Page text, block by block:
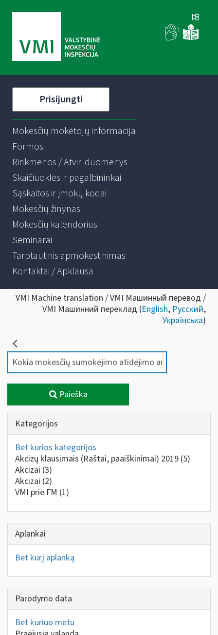
Prisijungti
Mokesčių mokėtojų informacija
Formos
Rinkmenos / Atviri duomenys
Skaičiuoklės ir pagalbininkai
Sąskaitos ir įmokų kodai
Mokesčių žinynas
Mokesčių kalendorius
Seminarai
Tarptautinis apmokestinimas
Kontaktai / Apklausa
VMI Machine translation / VMI Машинный перевод /
VMI Машинний переклад (English, Русский,
Українська)
Paieška
Kategorijos
Bet kurios kategorijos
Akcizų klausimais (Raštai, paaiškinimai) 2019 (5)
Akcizai (3)
Akcizai (2)
VMI prie FM (1)
Aplankai
Bet kurį aplanką
Parodymo data
Bet kuriuo metu